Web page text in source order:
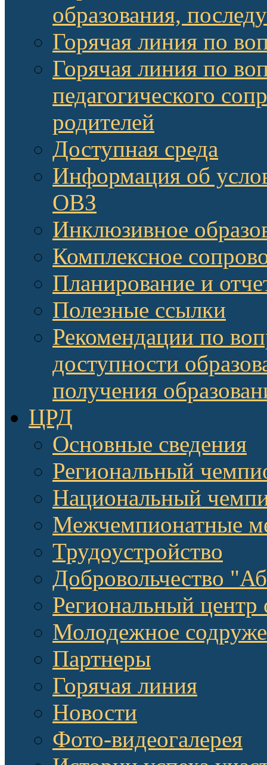
образования,
Горячая линия по
Горячая линия по
педагогического
родителей
Доступная среда
Информация об
ОВЗ
Инклюзивное
Комплексное
Планирование и
Полезные ссылки
Рекомендации по
доступности
получения
ЦРД
Основные сведения
Региональный
Национальный
Межчемпионатные
Трудоустройство
Добровольчество
Региональный центр
Молодежное
Партнеры
Горячая линия
Новости
Фото-видеогалерея